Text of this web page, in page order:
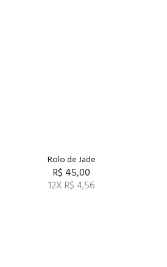
Rolo de Jade
R$ 45,00
12X R$ 4,56